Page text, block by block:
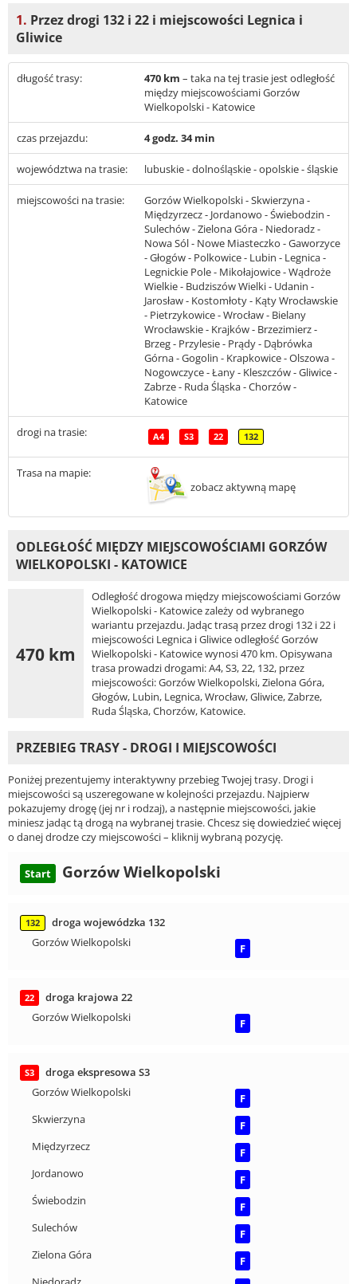
1. Przez drogi 132 i 22 i miejscowości Legnica i
Gliwice
długość trasy: 470 km – taka na tej trasie jest odległość
między miejscowościami Gorzów
Wielkopolski - Katowice
czas przejazdu: 4 godz. 34 min
województwa na trasie: lubuskie - dolnośląskie - opolskie - śląskie
miejscowości na trasie:
Gorzów Wielkopolski - Skwierzyna -
Międzyrzecz - Jordanowo - Świebodzin -
Sulechów - Zielona Góra - Niedoradz -
Nowa Sól - Nowe Miasteczko - Gaworzyce
- Głogów - Polkowice - Lubin - Legnica -
Legnickie Pole - Mikołajowice - Wądroże
Wielkie - Budziszów Wielki - Udanin -
Jarosław - Kostomłoty - Kąty Wrocławskie
- Pietrzykowice - Wrocław - Bielany
Wrocławskie - Krajków - Brzezimierz -
Brzeg - Przylesie - Prądy - Dąbrówka
Górna - Gogolin - Krapkowice - Olszowa -
Nogowczyce - Łany - Kleszczów - Gliwice -
Zabrze - Ruda Śląska - Chorzów -
Katowice
drogi na trasie: A4 S3 22 132
Trasa na mapie:
zobacz aktywną mapę
ODLEGŁOŚĆ MIĘDZY MIEJSCOWOŚCIAMI GORZÓW
WIELKOPOLSKI - KATOWICE
470 km
Odległość drogowa między miejscowościami Gorzów
Wielkopolski - Katowice zależy od wybranego
wariantu przejazdu. Jadąc trasą przez drogi 132 i 22 i
miejscowości Legnica i Gliwice odległość Gorzów
Wielkopolski - Katowice wynosi 470 km. Opisywana
trasa prowadzi drogami: A4, S3, 22, 132, przez
miejscowości: Gorzów Wielkopolski, Zielona Góra,
Głogów, Lubin, Legnica, Wrocław, Gliwice, Zabrze,
Ruda Śląska, Chorzów, Katowice.
PRZEBIEG TRASY - DROGI I MIEJSCOWOŚCI
Poniżej prezentujemy interaktywny przebieg Twojej trasy. Drogi i
miejscowości są uszeregowane w kolejności przejazdu. Najpierw
pokazujemy drogę (jej nr i rodzaj), a następnie miejscowości, jakie
miniesz jadąc tą drogą na wybranej trasie. Chcesz się dowiedzieć więcej
o danej drodze czy miejscowości – kliknij wybraną pozycję.
Start Gorzów Wielkopolski
132
droga wojewódzka 132
Gorzów Wielkopolski
F
22
droga krajowa 22
Gorzów Wielkopolski
F
S3
droga ekspresowa S3
Gorzów Wielkopolski
F
Skwierzyna
F
Międzyrzecz
F
Jordanowo
F
Świebodzin
F
Sulechów
F
Zielona Góra
F